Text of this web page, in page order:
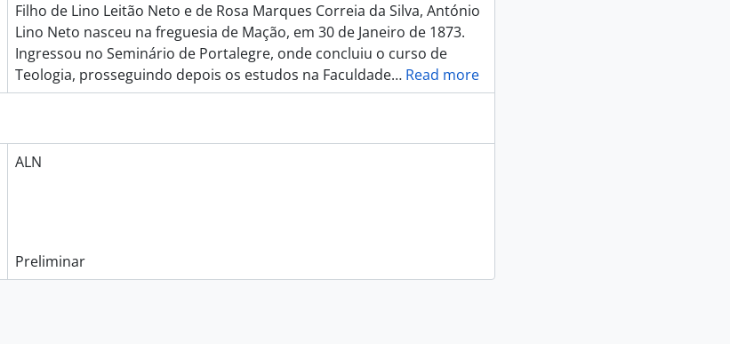
Filho de Lino Leitão Neto e de Rosa Marques Correia da Silva, António
Lino Neto nasceu na freguesia de Mação, em 30 de Janeiro de 1873.
Ingressou no Seminário de Portalegre, onde concluiu o curso de
Teologia, prosseguindo depois os estudos na Faculdade… Read more
ALN
Preliminar